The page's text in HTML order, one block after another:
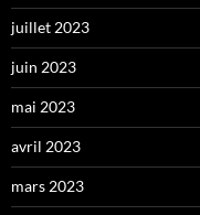
juillet 2023
juin 2023
mai 2023
avril 2023
mars 2023